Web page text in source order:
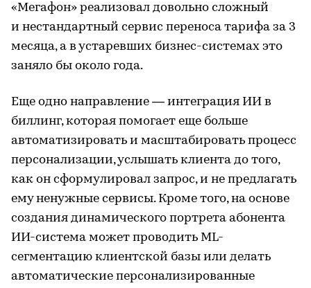
«Мегафон» реализовал довольно сложный
и нестандартный сервис переноса тарифа за 3
месяца, а в устаревших бизнес-системах это
заняло бы около года.
Еще одно направление — интеграция ИИ в
биллинг, которая помогает еще больше
автоматизировать и масштабировать процесс
персонализации, услышать клиента до того,
как он сформулировал запрос, и не предлагать
ему ненужные сервисы. Кроме того, на основе
создания динамического портрета абонента
ИИ-система может проводить ML-
сегментацию клиентской базы или делать
автоматические персонализированные